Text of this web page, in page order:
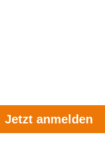
Jetzt anmelden